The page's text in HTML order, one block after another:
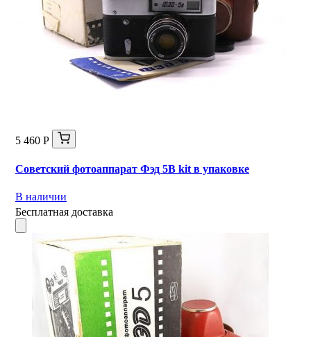
5 460 Р
Советский фотоаппарат Фэд 5В kit в упаковке
В наличии
Бесплатная доставка